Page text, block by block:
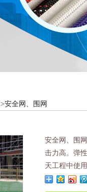
>安全网、围网
安全网、围
击力高。弹
天工程中使